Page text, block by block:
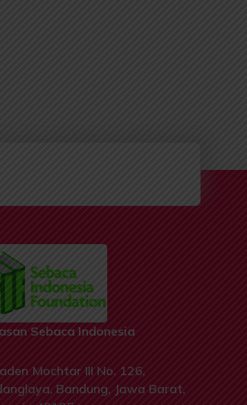
Sebaca Indonesia
Mochtar III No. 126,
Bandung, Jawa Barat,